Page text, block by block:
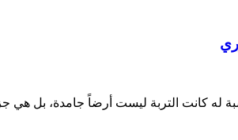
له كانت التربة ليست أرضاً جامدة، بل